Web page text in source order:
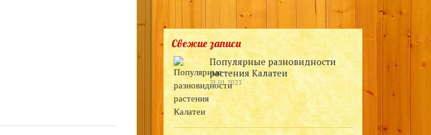
Свежие записи
Популярные разновидности
растения Калатеи
31.01.2023